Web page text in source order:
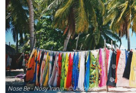
Nose Be - Nosy Iranja - ©Unsplash